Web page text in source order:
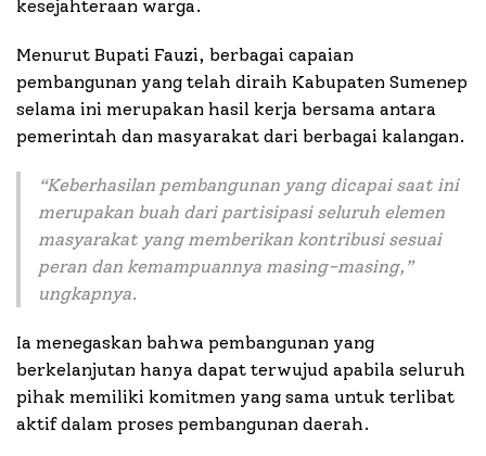
kesejahteraan warga.
Menurut Bupati Fauzi, berbagai capaian
pembangunan yang telah diraih Kabupaten Sumenep
selama ini merupakan hasil kerja bersama antara
pemerintah dan masyarakat dari berbagai kalangan.
“Keberhasilan pembangunan yang dicapai saat ini
merupakan buah dari partisipasi seluruh elemen
masyarakat yang memberikan kontribusi sesuai
peran dan kemampuannya masing-masing,”
ungkapnya.
Ia menegaskan bahwa pembangunan yang
berkelanjutan hanya dapat terwujud apabila seluruh
pihak memiliki komitmen yang sama untuk terlibat
aktif dalam proses pembangunan daerah.